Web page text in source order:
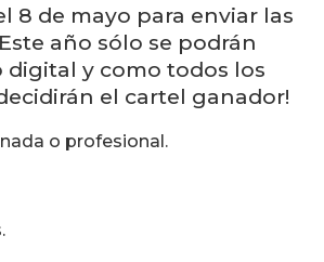
8 de mayo para enviar las
año sólo se podrán
y como todos los
el cartel ganador!
o profesional.